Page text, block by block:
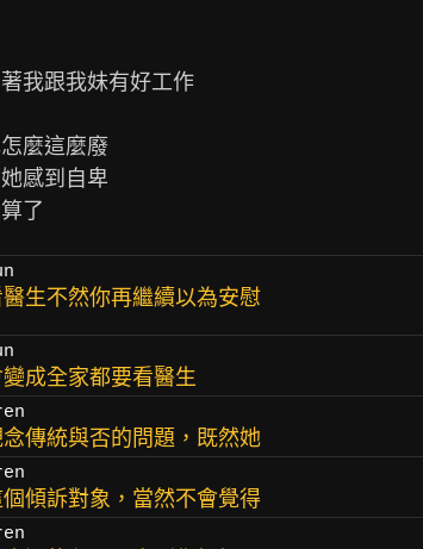
我跟我妹有好工作
麼這麼廢
感到自卑
生不然你再繼續以為安慰
成全家都要看醫生
傳統與否的問題，既然她
傾訴對象，當然不會覺得